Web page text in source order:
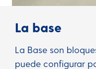
La base
La Base son
puede configurar